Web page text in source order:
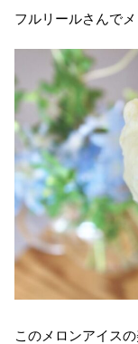
フルリールさんで
このメロンアイス